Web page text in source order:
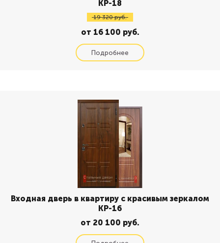
КР-18
19 320 руб.
от 16 100 руб.
Входная дверь в квартиру с красивым зеркалом
КР-16
от 20 100 руб.